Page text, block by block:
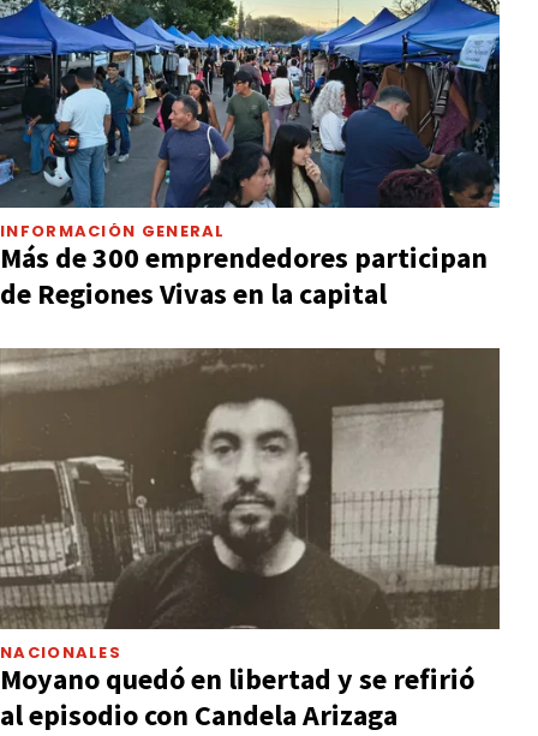
INFORMACIÓN GENERAL
Más de 300 emprendedores participan
de Regiones Vivas en la capital
NACIONALES
Moyano quedó en libertad y se refirió
al episodio con Candela Arizaga